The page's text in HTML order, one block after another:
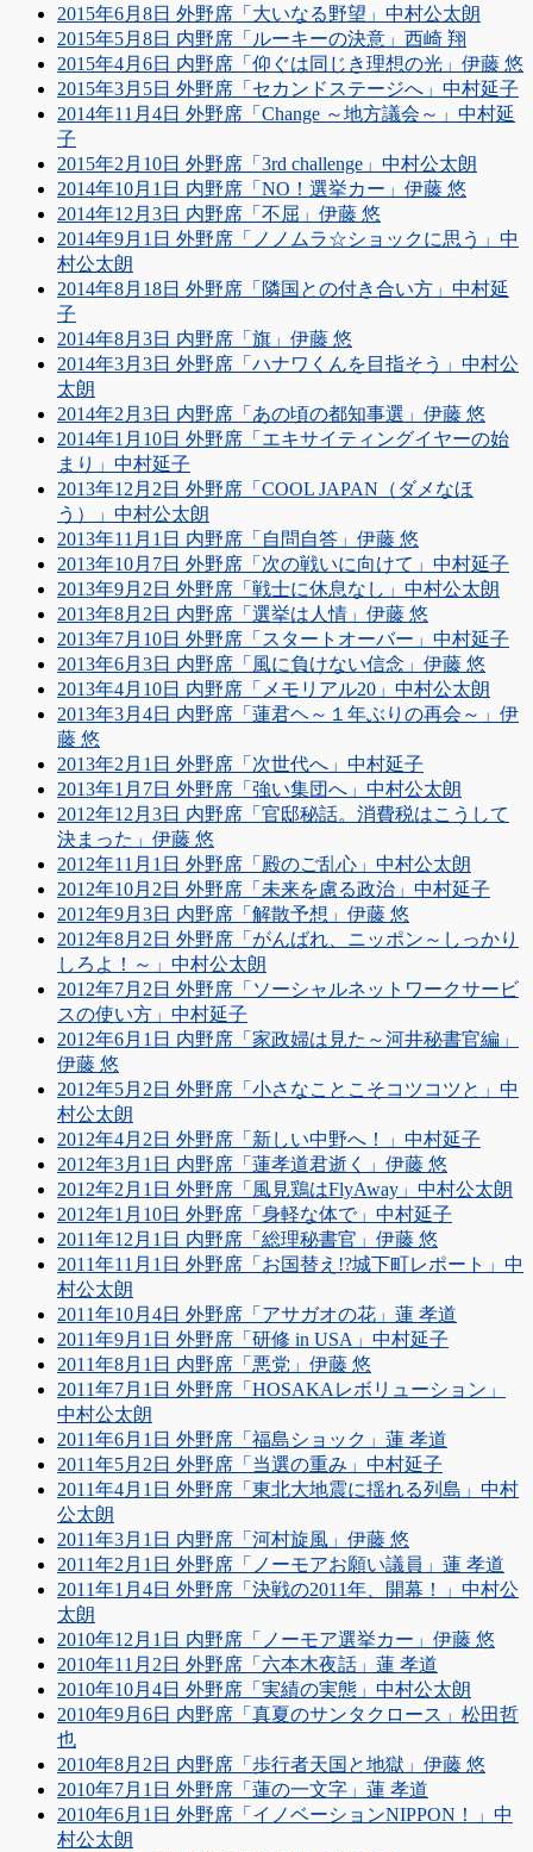
2015年6月8日 外野席「大いなる野望」中村公太朗
2015年5月8日 内野席「ルーキーの決意」西崎 翔
2015年4月6日 内野席「仰ぐは同じき理想の光」伊藤 悠
2015年3月5日 外野席「セカンドステージへ」中村延子
2014年11月4日 外野席「Change ～地方議会～」中村延
子
2015年2月10日 外野席「3rd challenge」中村公太朗
2014年10月1日 内野席「NO！選挙カー」伊藤 悠
2014年12月3日 内野席「不屈」伊藤 悠
2014年9月1日 外野席「ノノムラ☆ショックに思う」中
村公太朗
2014年8月18日 外野席「隣国との付き合い方」中村延
子
2014年8月3日 内野席「旗」伊藤 悠
2014年3月3日 外野席「ハナワくんを目指そう」中村公
太朗
2014年2月3日 内野席「あの頃の都知事選」伊藤 悠
2014年1月10日 外野席「エキサイティングイヤーの始
まり」中村延子
2013年12月2日 外野席「COOL JAPAN（ダメなほ
う）」中村公太朗
2013年11月1日 内野席「自問自答」伊藤 悠
2013年10月7日 外野席「次の戦いに向けて」中村延子
2013年9月2日 外野席「戦士に休息なし」中村公太朗
2013年8月2日 内野席「選挙は人情」伊藤 悠
2013年7月10日 外野席「スタートオーバー」中村延子
2013年6月3日 内野席「風に負けない信念」伊藤 悠
2013年4月10日 内野席「メモリアル20」中村公太朗
2013年3月4日 内野席「蓮君ヘ～１年ぶりの再会～」伊
藤 悠
2013年2月1日 外野席「次世代へ」中村延子
2013年1月7日 外野席「強い集団へ」中村公太朗
2012年12月3日 内野席「官邸秘話。消費税はこうして
決まった」伊藤 悠
2012年11月1日 外野席「殿のご乱心」中村公太朗
2012年10月2日 外野席「未来を慮る政治」中村延子
2012年9月3日 内野席「解散予想」伊藤 悠
2012年8月2日 外野席「がんばれ、ニッポン～しっかり
しろよ！～」中村公太朗
2012年7月2日 外野席「ソーシャルネットワークサービ
スの使い方」中村延子
2012年6月1日 内野席「家政婦は見た～河井秘書官編」
伊藤 悠
2012年5月2日 外野席「小さなことこそコツコツと」中
村公太朗
2012年4月2日 外野席「新しい中野へ！」中村延子
2012年3月1日 内野席「蓮孝道君逝く」伊藤 悠
2012年2月1日 外野席「風見鶏はFlyAway」中村公太朗
2012年1月10日 外野席「身軽な体で」中村延子
2011年12月1日 内野席「総理秘書官」伊藤 悠
2011年11月1日 外野席「お国替え!?城下町レポート」中
村公太朗
2011年10月4日 外野席「アサガオの花」蓮 孝道
2011年9月1日 外野席「研修 in USA」中村延子
2011年8月1日 内野席「悪党」伊藤 悠
2011年7月1日 外野席「HOSAKAレボリューション」
中村公太朗
2011年6月1日 外野席「福島ショック」蓮 孝道
2011年5月2日 外野席「当選の重み」中村延子
2011年4月1日 外野席「東北大地震に揺れる列島」中村
公太朗
2011年3月1日 内野席「河村旋風」伊藤 悠
2011年2月1日 外野席「ノーモアお願い議員」蓮 孝道
2011年1月4日 外野席「決戦の2011年、開幕！」中村公
太朗
2010年12月1日 内野席「ノーモア選挙カー」伊藤 悠
2010年11月2日 外野席「六本木夜話」蓮 孝道
2010年10月4日 外野席「実績の実態」中村公太朗
2010年9月6日 内野席「真夏のサンタクロース」松田哲
也
2010年8月2日 内野席「歩行者天国と地獄」伊藤 悠
2010年7月1日 外野席「蓮の一文字」蓮 孝道
2010年6月1日 外野席「イノベーションNIPPON！」中
村公太朗